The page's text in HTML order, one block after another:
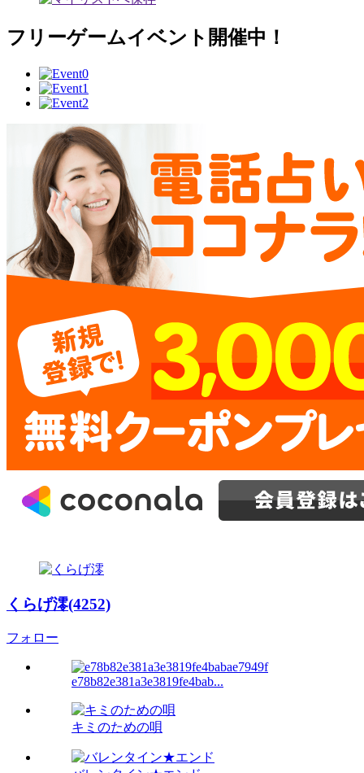
フリーゲームイベント開催中！
くらげ澪(4252)
フォロー
e78b82e381a3e3819fe4bab...
キミのための唄